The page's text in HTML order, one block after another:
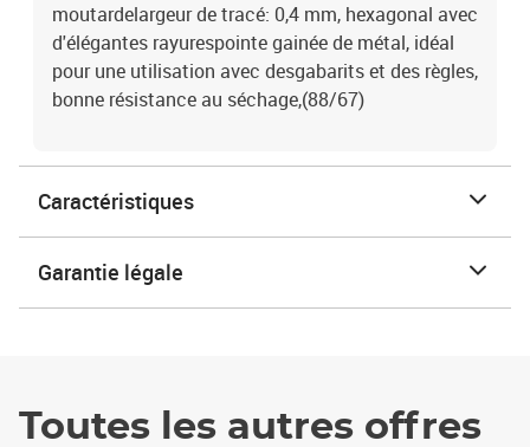
moutardelargeur de tracé: 0,4 mm, hexagonal avec
d'élégantes rayurespointe gainée de métal, idéal
pour une utilisation avec desgabarits et des règles,
bonne résistance au séchage,(88/67)
Caractéristiques
Garantie légale
Toutes les autres offres